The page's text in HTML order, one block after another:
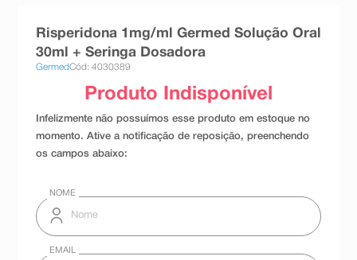
Risperidona 1mg/ml Germed Solução Oral
30ml + Seringa Dosadora
GermedCód: 4030389
esmalte
10ºabsorvente